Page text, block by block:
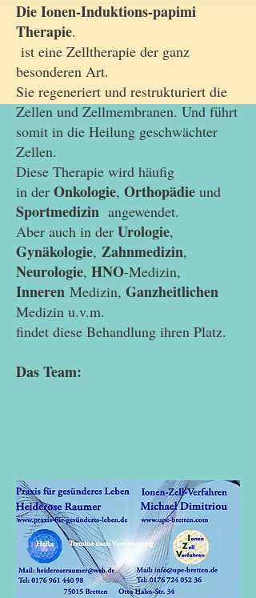
Die Ionen-Induktions-papimi
Therapie.
ist eine Zelltherapie der ganz
besonderen Art.
Sie regeneriert und restrukturiert die
Zellen und Zellmembranen. Und führt
somit in die Heilung geschwächter
Zellen.
Diese Therapie wird häufig
in der Onkologie, Orthopädie und
Sportmedizin angewendet.
Aber auch in der Urologie,
Gynäkologie, Zahnmedizin,
Neurologie, HNO-Medizin,
Inneren Medizin, Ganzheitlichen
Medizin u.v.m.
findet diese Behandlung ihren Platz.
Das Team: